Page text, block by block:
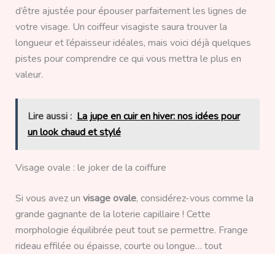
d’être ajustée pour épouser parfaitement les lignes de
votre visage. Un coiffeur visagiste saura trouver la
longueur et l’épaisseur idéales, mais voici déjà quelques
pistes pour comprendre ce qui vous mettra le plus en
valeur.
Lire aussi : La jupe en cuir en hiver: nos idées pour
un look chaud et stylé
Visage ovale : le joker de la coiffure
Si vous avez un visage ovale, considérez-vous comme la
grande gagnante de la loterie capillaire ! Cette
morphologie équilibrée peut tout se permettre. Frange
rideau effilée ou épaisse, courte ou longue… tout